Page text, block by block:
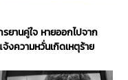
ยานคู่ใจ หายออกไปจาก
งความหวั่นเกิดเหตุร้าย